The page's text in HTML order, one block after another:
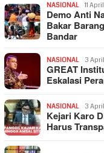
NASIONAL 11
Demo Anti
Bakar
Bandar
NASIONAL 3
GREAT
Eskalasi
NASIONAL 3
Kejari Karo
Harus